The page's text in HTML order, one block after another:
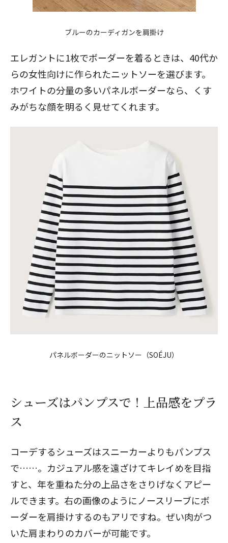
ブルーのカーディガンを肩掛け
エレガントに1枚でボーダーを着るときは、40代か
らの女性向けに作られたニットソーを選びます。
ホワイトの分量の多いパネルボーダーなら、くす
みがちな顔を明るく見せてくれます。
パネルボーダーのニットソー（SOÉJU）
シューズはパンプスで！上品感をプラ
ス
コーデするシューズはスニーカーよりもパンプス
で……。カジュアル感を遠ざけてキレイめを目指
すと、年を重ねた分の上品さをさりげなくアピー
ルできます。右の画像のようにノースリーブにボ
ーダーを肩掛けするのもアリですね。ぜい肉がつ
いた肩まわりのカバーが可能です。